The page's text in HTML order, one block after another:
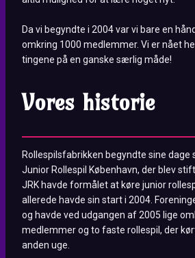
Da vi begyndte i 2004 var vi bare en
omkring 1000 medlemmer. Vi er nået
tingene på en ganske særlig måde!
Vores historie
Rollespilsfabrikken begyndte sine dage
Junior Rollespil København, der blev
JRK havde formålet at køre junior
allerede havde sin start i 2004.
og havde ved udgangen af 2005 lige
medlemmer og to faste rollespil, der
anden uge.